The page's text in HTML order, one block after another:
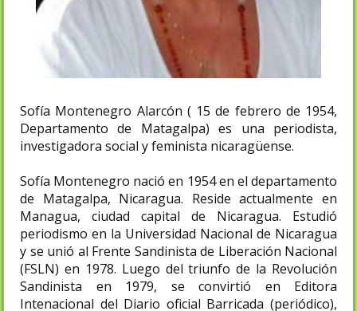
Sofía Montenegro Alarcón ( 15 de febrero de 1954,
Departamento de Matagalpa) es una periodista,
investigadora social y feminista nicaragüense.
Sofía Montenegro nació en 1954 en el departamento
de Matagalpa, Nicaragua. Reside actualmente en
Managua, ciudad capital de Nicaragua. Estudió
periodismo en la Universidad Nacional de Nicaragua
y se unió al Frente Sandinista de Liberación Nacional
(FSLN) en 1978. Luego del triunfo de la Revolución
Sandinista en 1979, se convirtió en Editora
Intenacional del Diario oficial Barricada (periódico),